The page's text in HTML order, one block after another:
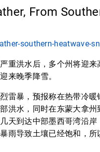
From
southern-heatwave-
重洪水后，多个州将迎
来晚季降雪。
雷暴，预报称在热带冷
洪水，同时在东蒙大拿
天到达中部墨西哥湾沿岸
雨导致土壤已经饱和，